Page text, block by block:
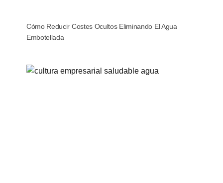
Cómo Reducir Costes Ocultos Eliminando El Agua
Embotellada